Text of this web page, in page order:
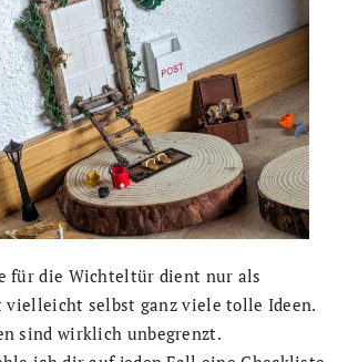
für die Wichteltür dient nur als
vielleicht selbst ganz viele tolle Ideen.
sind wirklich unbegrenzt.